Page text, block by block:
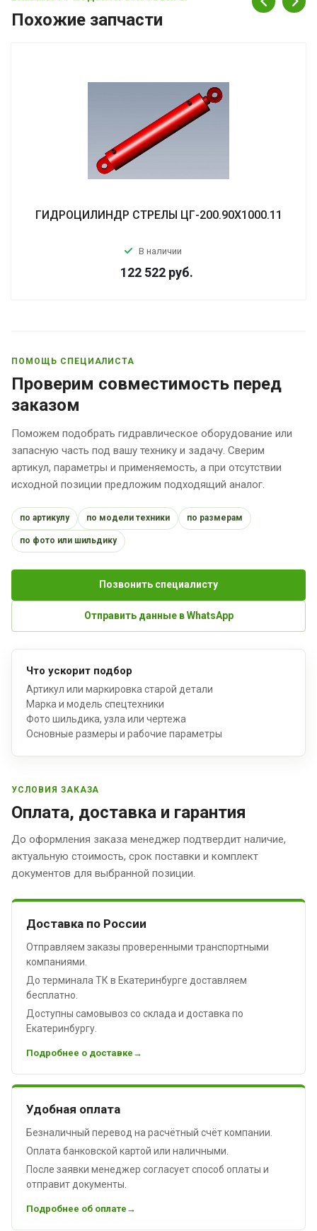
Похожие запчасти
ГИДРОЦИЛИНДР СТРЕЛЫ ЦГ-200.90Х1000.11
В наличии
122 522 руб.
ПОМОЩЬ СПЕЦИАЛИСТА
Проверим совместимость перед
заказом
Поможем подобрать гидравлическое оборудование или
запасную часть под вашу технику и задачу. Сверим
артикул, параметры и применяемость, а при отсутствии
исходной позиции предложим подходящий аналог.
по артикулу по модели техники по размерам
по фото или шильдику
Позвонить специалисту
Отправить данные в WhatsApp
Что ускорит подбор
Артикул или маркировка старой детали
Марка и модель спецтехники
Фото шильдика, узла или чертежа
Основные размеры и рабочие параметры
УСЛОВИЯ ЗАКАЗА
Оплата, доставка и гарантия
До оформления заказа менеджер подтвердит наличие,
актуальную стоимость, срок поставки и комплект
документов для выбранной позиции.
Доставка по России
Отправляем заказы проверенными транспортными
компаниями.
До терминала ТК в Екатеринбурге доставляем
бесплатно.
Доступны самовывоз со склада и доставка по
Екатеринбургу.
Подробнее о доставке
Удобная оплата
Безналичный перевод на расчётный счёт компании.
Оплата банковской картой или наличными.
После заявки менеджер согласует способ оплаты и
отправит документы.
Подробнее об оплате